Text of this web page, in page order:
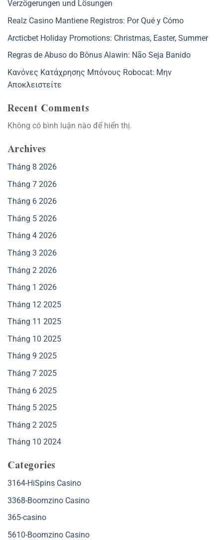
Verzögerungen und Lösungen
Realz Casino Mantiene Registros: Por Qué y Cómo
Arcticbet Holiday Promotions: Christmas, Easter, Summer
Regras de Abuso do Bônus Alawin: Não Seja Banido
Κανόνες Κατάχρησης Μπόνους Robocat: Μην
Αποκλειστείτε
Recent Comments
Không có bình luận nào để hiển thị.
Archives
Tháng 8 2026
Tháng 7 2026
Tháng 6 2026
Tháng 5 2026
Tháng 4 2026
Tháng 3 2026
Tháng 2 2026
Tháng 1 2026
Tháng 12 2025
Tháng 11 2025
Tháng 10 2025
Tháng 9 2025
Tháng 7 2025
Tháng 6 2025
Tháng 5 2025
Tháng 2 2025
Tháng 10 2024
Categories
3164-HiSpins Casino
3368-Boomzino Casino
365-casino
5610-Boomzino Casino